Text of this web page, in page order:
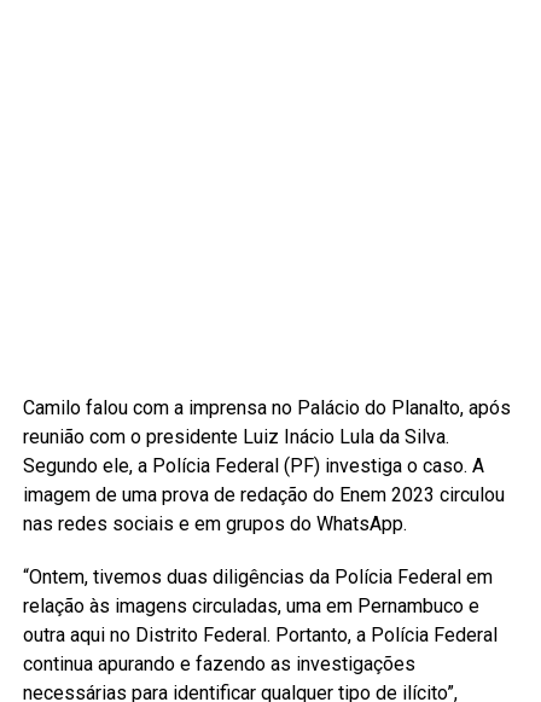
Camilo falou com a imprensa no Palácio do Planalto, após
reunião com o presidente Luiz Inácio Lula da Silva.
Segundo ele, a Polícia Federal (PF) investiga o caso. A
imagem de uma prova de redação do Enem 2023 circulou
nas redes sociais e em grupos do WhatsApp.
“Ontem, tivemos duas diligências da Polícia Federal em
relação às imagens circuladas, uma em Pernambuco e
outra aqui no Distrito Federal. Portanto, a Polícia Federal
continua apurando e fazendo as investigações
necessárias para identificar qualquer tipo de ilícito”,